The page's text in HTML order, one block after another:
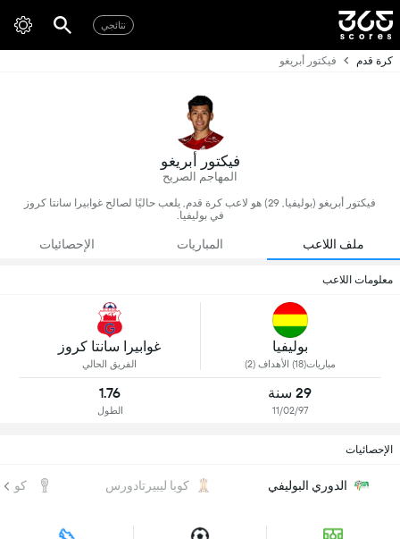
نتائجي
كرة قدم فيكتور أبريغو
فيكتور أبريغو
المهاجم الصريح
فيكتور أبريغو (بوليفيا, 29) هو لاعب كرة قدم, يلعب حاليًا لصالح غوابيرا سانتا كروز
في بوليفيا.
ملف اللاعب المباريات الإحصائيات
معلومات اللاعب
بوليفيا
مباريات(18) الأهداف (2)
غوابيرا سانتا كروز
الفريق الحالي
29 سنة
11/02/97
1.76
الطول
الإحصائيات
الدوري البوليفي كوبا ليبيرتادورس كوبا